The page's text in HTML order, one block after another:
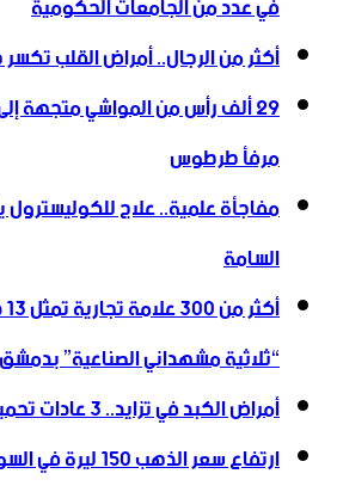
أكثر من الرجال.. أمراض القلب
29 ألف رأس من المواشي متجهة
مرفأ طرطوس
مفاجأة علمية.. علاج
السامة
“ثلاثية ‏مشهداني الصناعية” بدمشق
أمراض الكبد في تزايد.. 3 عادات تحميه و3 أخرى تسرّع تلفه
ارتفاع سعر الذهب 150 ليرة في السوق المحلية‎